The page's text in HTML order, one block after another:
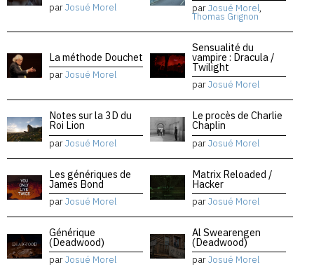
parJosué Morel parJosué Morel,
Thomas Grignon
La méthode Douchet
parJosué Morel
Sensualité du
vampire : Dracula /
Twilight
parJosué Morel
Notes sur la 3D du
Roi Lion
parJosué Morel
Le procès de Charlie
Chaplin
parJosué Morel
Les génériques de
James Bond
parJosué Morel
Matrix Reloaded /
Hacker
parJosué Morel
Générique
(Deadwood)
parJosué Morel
Al Swearengen
(Deadwood)
parJosué Morel